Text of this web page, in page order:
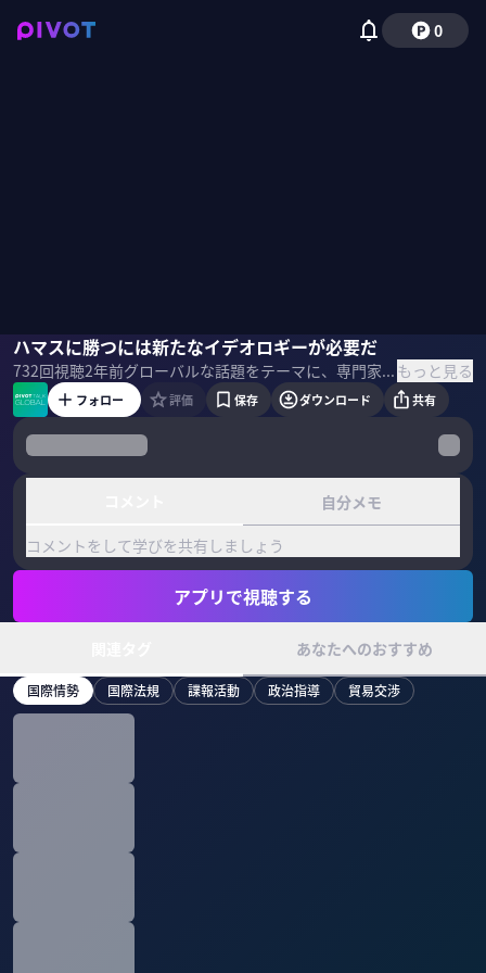
0
ハマスに勝つには新たなイデオロギーが必要だ
732回視聴2年前 グローバルな話題をテーマに、専門家に英語でインタビューするPIVOT GLOBAL。 ＜目次＞ もっと見る
アミ・アヤロン
フォロー 評価 保存 ダウンロード 共有
自分メモ
コメントをして学びを共有しましょう
アプリで視聴する
あなたへのおすすめ
国際情勢 国際法規 諜報活動 政治指導 貿易交渉